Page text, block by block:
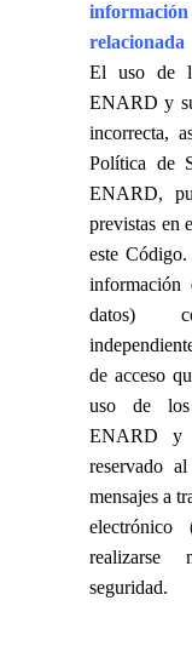
relacionada
El uso de
ENARD y
incorrecta,
Política de
ENARD,
previstas en
este
datos)
de acceso
uso de los
ENARD y
reservado
mensajes a
electrónico
realizarse
seguridad.